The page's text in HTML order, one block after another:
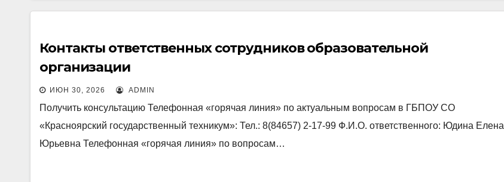
Контакты ответственных сотрудников образовательной
организации
ИЮН 30, 2026 ADMIN
Получить консультацию Телефонная «горячая линия» по актуальным вопросам в ГБПОУ СО
«Красноярский государственный техникум»: Тел.: 8(84657) 2-17-99 Ф.И.О. ответственного: Юдина Елена
Юрьевна Телефонная «горячая линия» по вопросам…